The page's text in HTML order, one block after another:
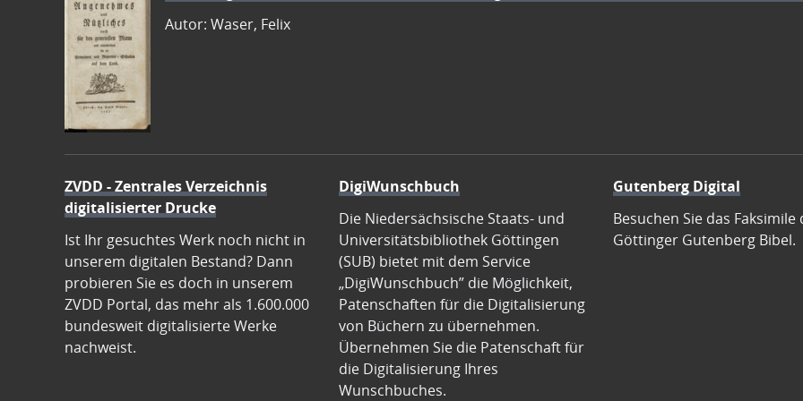
Autor: Waser, Felix
ZVDD - Zentrales Verzeichnis
digitalisierter Drucke
Ist Ihr gesuchtes Werk noch nicht in
unserem digitalen Bestand? Dann
probieren Sie es doch in unserem
ZVDD Portal, das mehr als 1.600.000
bundesweit digitalisierte Werke
nachweist.
DigiWunschbuch
Die Niedersächsische Staats- und
Universitätsbibliothek Göttingen
(SUB) bietet mit dem Service
„DigiWunschbuch” die Möglichkeit,
Patenschaften für die Digitalisierung
von Büchern zu übernehmen.
Übernehmen Sie die Patenschaft für
die Digitalisierung Ihres
Wunschbuches.
Gutenberg Digital
Besuchen Sie das Faksimile
Göttinger Gutenberg Bibel.